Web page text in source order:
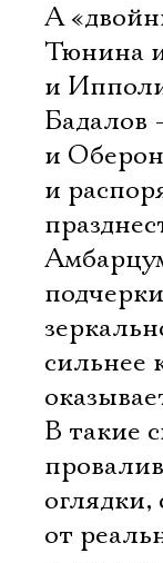
А
Тюнина
и
Бадалов
и
и
сильнее
В такие
оглядки,
от